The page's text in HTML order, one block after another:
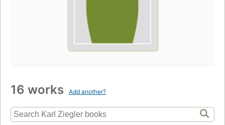
16 works Add another?